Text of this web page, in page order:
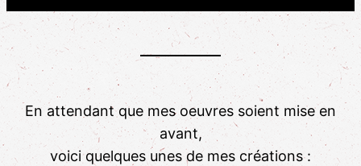
En attendant que mes oeuvres soient mise en
avant,
voici quelques unes de mes créations :